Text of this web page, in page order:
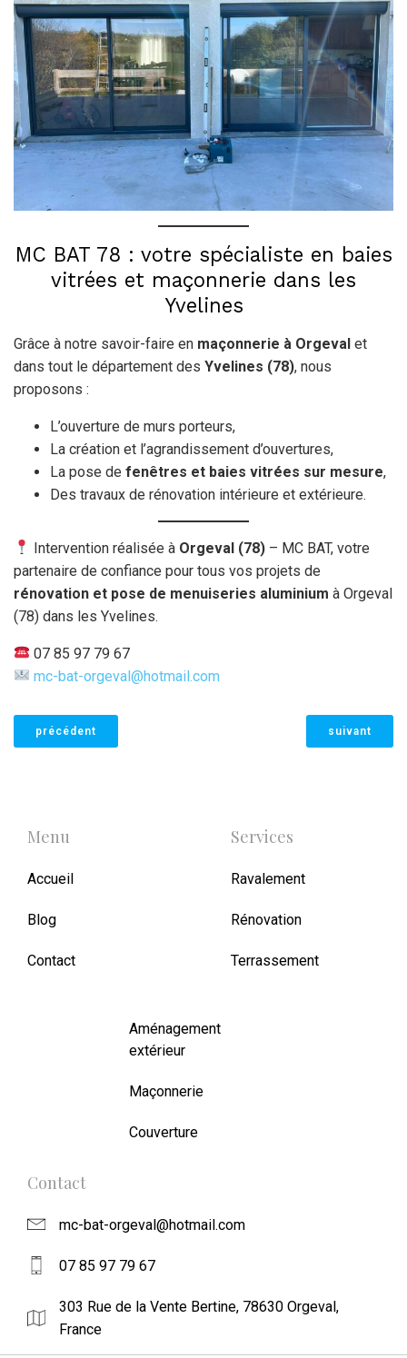
MC BAT 78 : votre spécialiste en baies
vitrées et maçonnerie dans les
Yvelines
Grâce à notre savoir-faire en maçonnerie à Orgeval et
dans tout le département des Yvelines (78), nous
proposons :
L’ouverture de murs porteurs,
La création et l’agrandissement d’ouvertures,
La pose de fenêtres et baies vitrées sur mesure,
Des travaux de rénovation intérieure et extérieure.
Intervention réalisée à Orgeval (78) – MC BAT, votre
partenaire de confiance pour tous vos projets de
rénovation et pose de menuiseries aluminium à Orgeval
(78) dans les Yvelines.
07 85 97 79 67
mc-bat-orgeval@hotmail.com
précédent suivant
Menu
Accueil
Blog
Contact
Services
Ravalement
Rénovation
Terrassement
Aménagement
extérieur
Maçonnerie
Couverture
Contact
mc-bat-orgeval@hotmail.com
07 85 97 79 67
303 Rue de la Vente Bertine, 78630 Orgeval,
France